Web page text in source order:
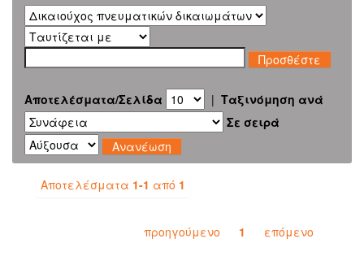
Αποτελέσματα/Σελίδα | Ταξινόμηση ανά
Σε σειρά
Αποτελέσματα 1-1 από 1
προηγούμενο 1 επόμενο